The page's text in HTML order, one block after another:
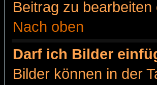
Beitrag zu
Nach oben
Darf ich Bilder
Bilder können in der